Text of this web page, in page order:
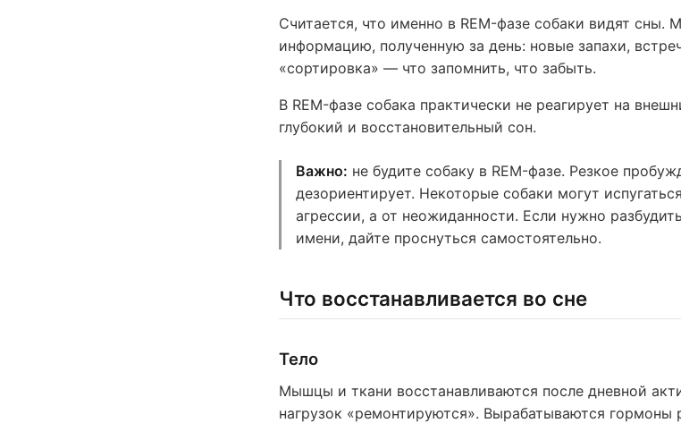
Считается, что именно в REM-фазе собаки видят сны.
информацию, полученную за день: новые запахи,
«сортировка» — что запомнить, что забыть.
В REM-фазе собака практически не реагирует на
глубокий и восстановительный сон.
Важно: не будите собаку в REM-фазе. Резкое
дезориентирует. Некоторые собаки могут
агрессии, а от неожиданности. Если нужно
имени, дайте проснуться самостоятельно.
Что восстанавливается во сне
Тело
Мышцы и ткани восстанавливаются после дневной
нагрузок «ремонтируются». Вырабатываются